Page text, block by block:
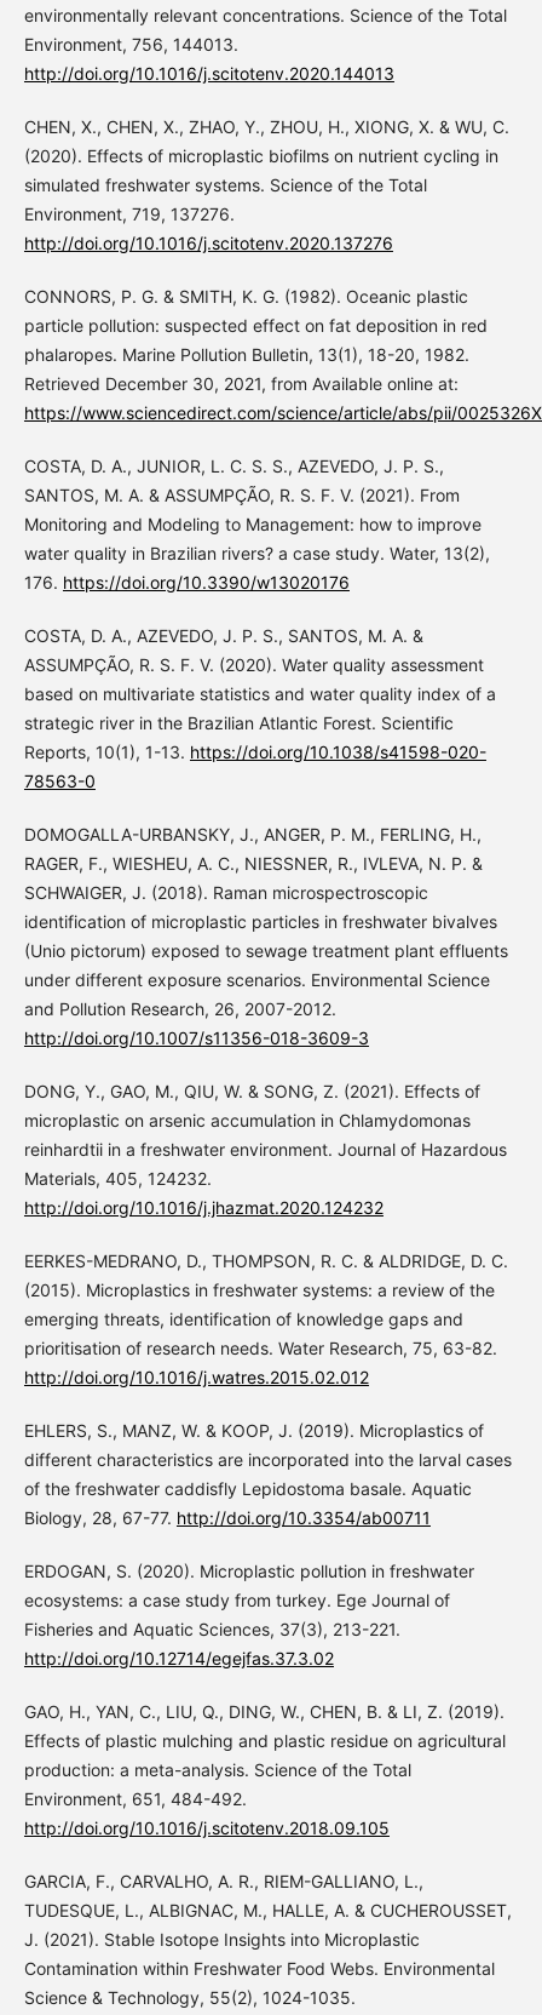
environmentally relevant concentrations. Science of the Total
Environment, 756, 144013.
http://doi.org/10.1016/j.scitotenv.2020.144013
CHEN, X., CHEN, X., ZHAO, Y., ZHOU, H., XIONG, X. & WU, C.
(2020). Effects of microplastic biofilms on nutrient cycling in
simulated freshwater systems. Science of the Total
Environment, 719, 137276.
http://doi.org/10.1016/j.scitotenv.2020.137276
CONNORS, P. G. & SMITH, K. G. (1982). Oceanic plastic
particle pollution: suspected effect on fat deposition in red
phalaropes. Marine Pollution Bulletin, 13(1), 18-20, 1982.
Retrieved December 30, 2021, from Available online at:
https://www.sciencedirect.com/science/article/abs/pii/
COSTA, D. A., JUNIOR, L. C. S. S., AZEVEDO, J. P. S.,
SANTOS, M. A. & ASSUMPÇÃO, R. S. F. V. (2021). From
Monitoring and Modeling to Management: how to improve
water quality in Brazilian rivers? a case study. Water, 13(2),
176. https://doi.org/10.3390/w13020176
COSTA, D. A., AZEVEDO, J. P. S., SANTOS, M. A. &
ASSUMPÇÃO, R. S. F. V. (2020). Water quality assessment
based on multivariate statistics and water quality index of a
strategic river in the Brazilian Atlantic Forest. Scientific
Reports, 10(1), 1-13. https://doi.org/10.1038/s41598-020-
78563-0
DOMOGALLA-URBANSKY, J., ANGER, P. M., FERLING, H.,
RAGER, F., WIESHEU, A. C., NIESSNER, R., IVLEVA, N. P. &
SCHWAIGER, J. (2018). Raman microspectroscopic
identification of microplastic particles in freshwater bivalves
(Unio pictorum) exposed to sewage treatment plant effluents
under different exposure scenarios. Environmental Science
and Pollution Research, 26, 2007-2012.
http://doi.org/10.1007/s11356-018-3609-3
DONG, Y., GAO, M., QIU, W. & SONG, Z. (2021). Effects of
microplastic on arsenic accumulation in Chlamydomonas
reinhardtii in a freshwater environment. Journal of Hazardous
Materials, 405, 124232.
http://doi.org/10.1016/j.jhazmat.2020.124232
EERKES-MEDRANO, D., THOMPSON, R. C. & ALDRIDGE, D. C.
(2015). Microplastics in freshwater systems: a review of the
emerging threats, identification of knowledge gaps and
prioritisation of research needs. Water Research, 75, 63-82.
http://doi.org/10.1016/j.watres.2015.02.012
EHLERS, S., MANZ, W. & KOOP, J. (2019). Microplastics of
different characteristics are incorporated into the larval cases
of the freshwater caddisfly Lepidostoma basale. Aquatic
Biology, 28, 67-77. http://doi.org/10.3354/ab00711
ERDOGAN, S. (2020). Microplastic pollution in freshwater
ecosystems: a case study from turkey. Ege Journal of
Fisheries and Aquatic Sciences, 37(3), 213-221.
http://doi.org/10.12714/egejfas.37.3.02
GAO, H., YAN, C., LIU, Q., DING, W., CHEN, B. & LI, Z. (2019).
Effects of plastic mulching and plastic residue on agricultural
production: a meta-analysis. Science of the Total
Environment, 651, 484-492.
http://doi.org/10.1016/j.scitotenv.2018.09.105
GARCIA, F., CARVALHO, A. R., RIEM-GALLIANO, L.,
TUDESQUE, L., ALBIGNAC, M., HALLE, A. & CUCHEROUSSET,
J. (2021). Stable Isotope Insights into Microplastic
Contamination within Freshwater Food Webs. Environmental
Science & Technology, 55(2), 1024-1035.